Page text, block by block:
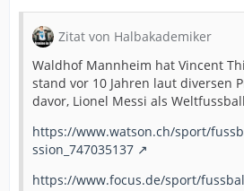
Zitat von Halbakademiker
Waldhof Mannheim hat Vincent
stand vor 10 Jahren laut diversen
davor, Lionel Messi als
https://www.watson.ch/sport/
ssion_747035137
https://www.focus.de/sport/